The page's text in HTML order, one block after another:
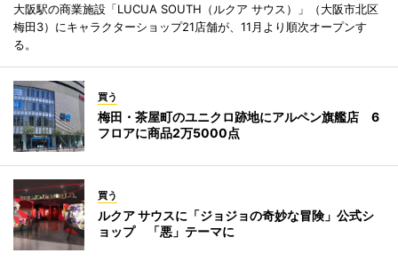
大阪駅の商業施設「LUCUA SOUTH（ルクア サウス）」（大阪市北区
梅田3）にキャラクターショップ21店舗が、11月より順次オープンす
る。
買う
梅田・茶屋町のユニクロ跡地にアルペン旗艦店 6
フロアに商品2万5000点
買う
ルクア サウスに「ジョジョの奇妙な冒険」公式シ
ョップ 「悪」テーマに